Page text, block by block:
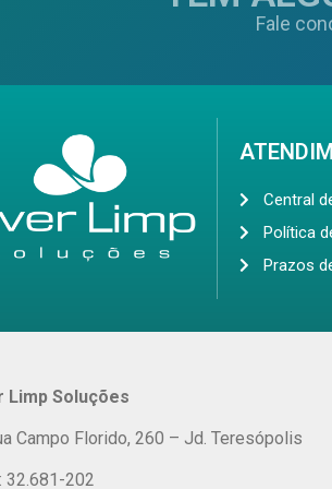
Fale
Central
Política
Prazos
Limp Soluções
Campo Florido, 260 – Jd. Teresópolis
32.681-202